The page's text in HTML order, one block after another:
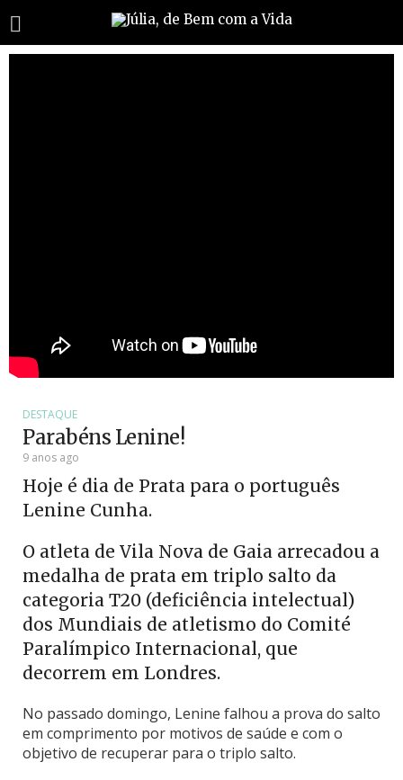
DESTAQUE
Parabéns Lenine!
9 anos ago
Hoje é dia de Prata para o português
Lenine Cunha.
O atleta de Vila Nova de Gaia arrecadou a
medalha de prata em triplo salto da
categoria T20 (deficiência intelectual)
dos Mundiais de atletismo do Comité
Paralímpico Internacional, que
decorrem em Londres.
No passado domingo, Lenine falhou a prova do salto
em comprimento por motivos de saúde e com o
objetivo de recuperar para o triplo salto.